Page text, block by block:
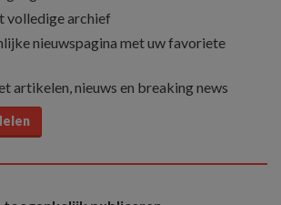
volledige archief
nieuwspagina met uw favoriete
artikelen, nieuws en breaking news